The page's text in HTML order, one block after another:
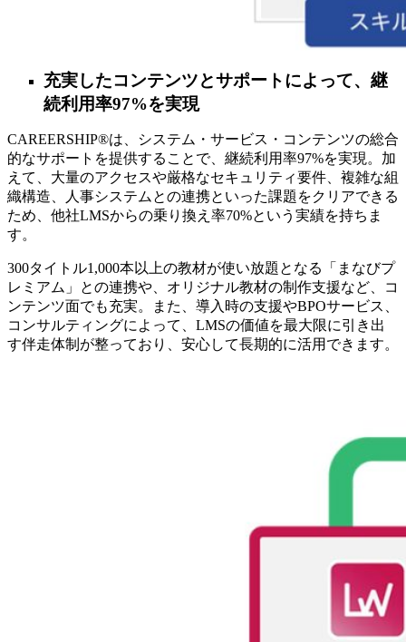
充実したコンテンツとサポートによって、継
続利用率97%を実現
CAREERSHIP®は、システム・サービス・コンテンツの総合
的なサポートを提供することで、継続利用率97%を実現。加
えて、大量のアクセスや厳格なセキュリティ要件、複雑な組
織構造、人事システムとの連携といった課題をクリアできる
ため、他社LMSからの乗り換え率70%という実績を持ちま
す。
300タイトル1,000本以上の教材が使い放題となる「まなびプ
レミアム」との連携や、オリジナル教材の制作支援など、コ
ンテンツ面でも充実。また、導入時の支援やBPOサービス、
コンサルティングによって、LMSの価値を最大限に引き出
す伴走体制が整っており、安心して長期的に活用できます。